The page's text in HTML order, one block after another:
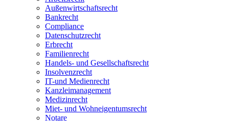
Außenwirtschaftsrecht
Bankrecht
Compliance
Datenschutzrecht
Erbrecht
Familienrecht
Handels- und Gesellschaftsrecht
Insolvenzrecht
IT-und Medienrecht
Kanzleimanagement
Medizinrecht
Miet- und Wohneigentumsrecht
Notare